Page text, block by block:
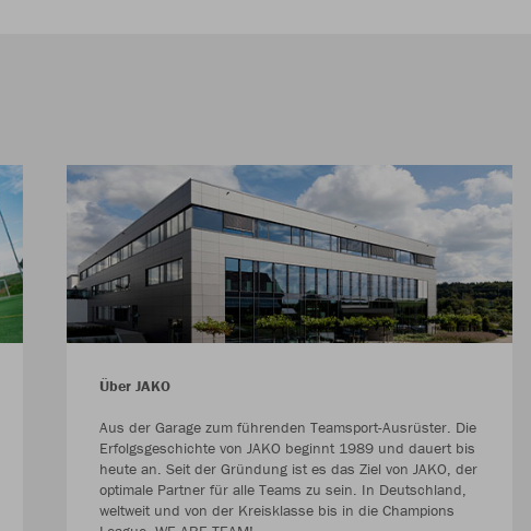
Über JAKO
Aus der Garage zum führenden Teamsport-Ausrüster. Die
Erfolgsgeschichte von JAKO beginnt 1989 und dauert bis
heute an. Seit der Gründung ist es das Ziel von JAKO, der
optimale Partner für alle Teams zu sein. In Deutschland,
weltweit und von der Kreisklasse bis in die Champions